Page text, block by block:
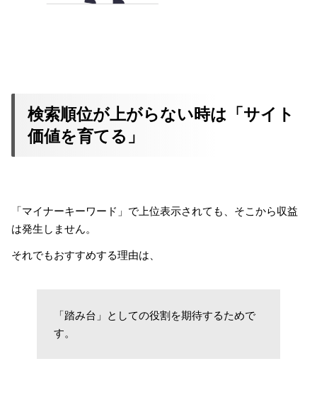
検索順位が上がらない時は「サイト
価値を育てる」
「マイナーキーワード」で上位表示されても、そこから収益
は発生しません。
それでもおすすめする理由は、
「踏み台」としての役割を期待するためで
す。